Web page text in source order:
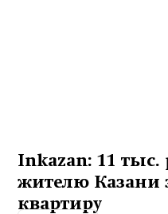
Inkazan: 11 тыс.
жителю Казани
квартиру